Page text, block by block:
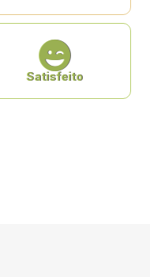
Satisfeito